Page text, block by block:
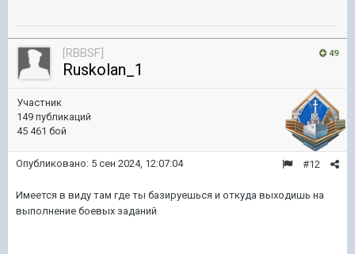
49
[RBBSF]
Ruskolan_1
Участник
149 публикаций
45 461 бой
#12
Опубликовано: 5 сен 2024, 12:07:04
Имеется в виду там где ты базируешься и откуда выходишь на
выполнение боевых заданий